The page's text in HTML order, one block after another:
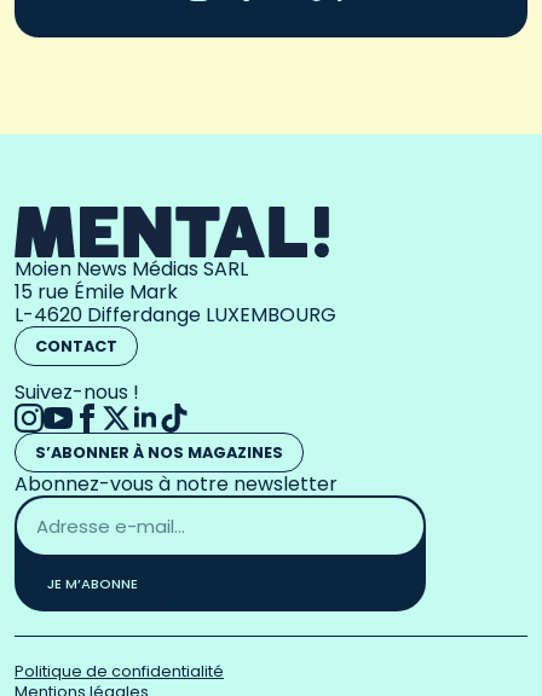
Moien News Médias SARL
15 rue Émile Mark
L-4620 Differdange LUXEMBOURG
CONTACT
Suivez-nous !
S’ABONNER À NOS MAGAZINES
Abonnez-vous à notre newsletter
Adresse
email
*
JE M’ABONNE
Politique de confidentialité
Mentions légales